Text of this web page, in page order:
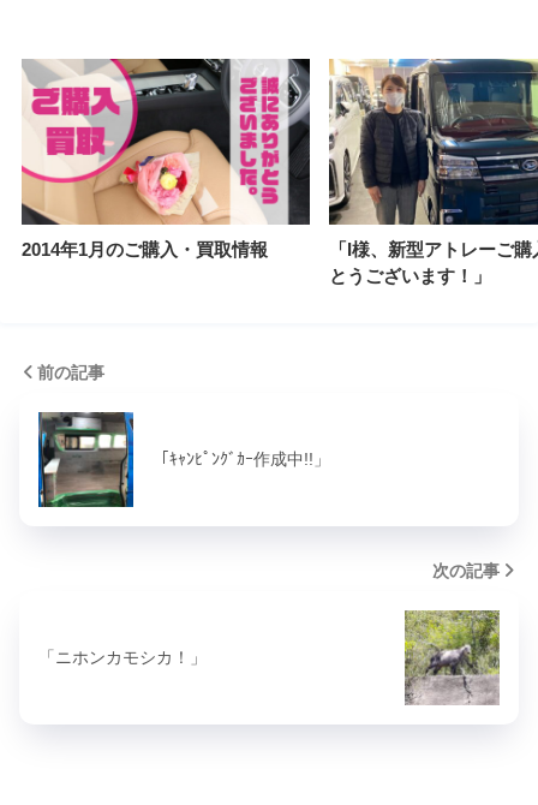
2014年1月のご購入・買取情報
「I様、新型アトレーご
とうございます！」
前の記事
「ｷｬﾝﾋﾟﾝｸﾞｶｰ作成中!!」
次の記事
「ニホンカモシカ！」